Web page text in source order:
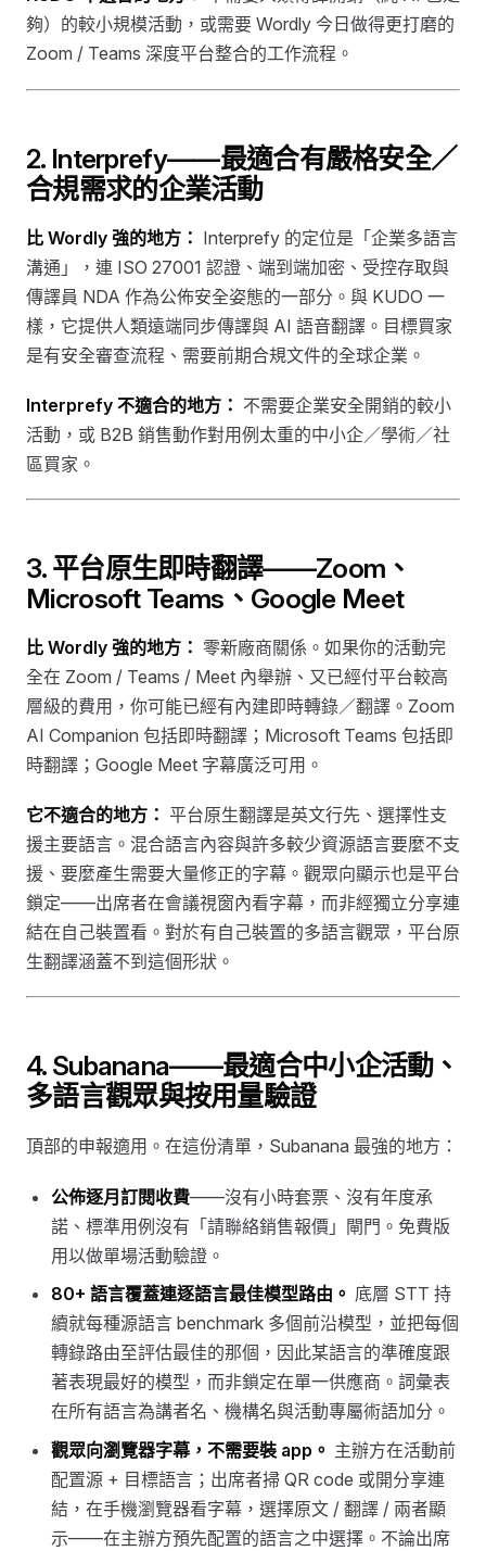
夠）的較小規模活動，或需要 Wordly 今日做得更打磨的
Zoom / Teams 深度平台整合的工作流程。
2. Interprefy——最適合有嚴格安全／
合規需求的企業活動
比 Wordly 強的地方： Interprefy 的定位是「企業多語言
溝通」，連 ISO 27001 認證、端到端加密、受控存取與
傳譯員 NDA 作為公佈安全姿態的一部分。與 KUDO 一
樣，它提供人類遠端同步傳譯與 AI 語音翻譯。目標買家
是有安全審查流程、需要前期合規文件的全球企業。
Interprefy 不適合的地方： 不需要企業安全開銷的較小
活動，或 B2B 銷售動作對用例太重的中小企／學術／社
區買家。
3. 平台原生即時翻譯——Zoom、
Microsoft Teams、Google Meet
比 Wordly 強的地方： 零新廠商關係。如果你的活動完
全在 Zoom / Teams / Meet 內舉辦、又已經付平台較高
層級的費用，你可能已經有內建即時轉錄／翻譯。Zoom
AI Companion 包括即時翻譯；Microsoft Teams 包括即
時翻譯；Google Meet 字幕廣泛可用。
它不適合的地方： 平台原生翻譯是英文行先、選擇性支
援主要語言。混合語言內容與許多較少資源語言要麼不支
援、要麼產生需要大量修正的字幕。觀眾向顯示也是平台
鎖定——出席者在會議視窗內看字幕，而非經獨立分享連
結在自己裝置看。對於有自己裝置的多語言觀眾，平台原
生翻譯涵蓋不到這個形狀。
4. Subanana——最適合中小企活動、
多語言觀眾與按用量驗證
頂部的申報適用。在這份清單，Subanana 最強的地方：
公佈逐月訂閱收費——沒有小時套票、沒有年度承
諾、標準用例沒有「請聯絡銷售報價」閘門。免費版
用以做單場活動驗證。
80+ 語言覆蓋連逐語言最佳模型路由。 底層 STT 持
續就每種源語言 benchmark 多個前沿模型，並把每個
轉錄路由至評估最佳的那個，因此某語言的準確度跟
著表現最好的模型，而非鎖定在單一供應商。詞彙表
在所有語言為講者名、機構名與活動專屬術語加分。
觀眾向瀏覽器字幕，不需要裝 app。 主辦方在活動前
配置源 + 目標語言；出席者掃 QR code 或開分享連
結，在手機瀏覽器看字幕，選擇原文 / 翻譯 / 兩者顯
示——在主辦方預先配置的語言之中選擇。不論出席